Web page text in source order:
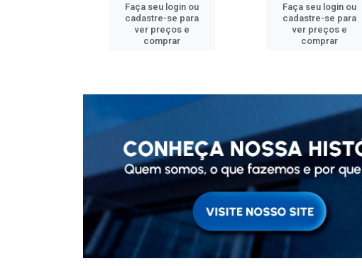
Faça seu login ou
cadastre-se para
ver preços e
comprar
Faça seu login ou
cadastre-se para
ver preços e
comprar